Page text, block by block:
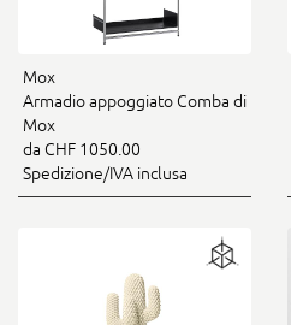
Mox
Armadio appoggiato Comba di
Mox
da CHF 1050.00
Spedizione/IVA inclusa